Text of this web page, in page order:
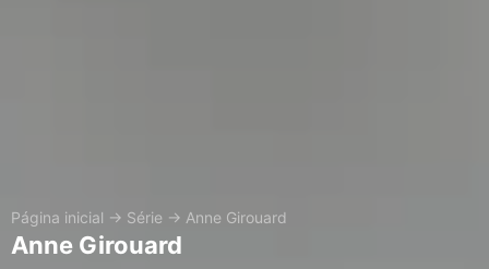
Página inicial → Série → Anne Girouard
Anne Girouard